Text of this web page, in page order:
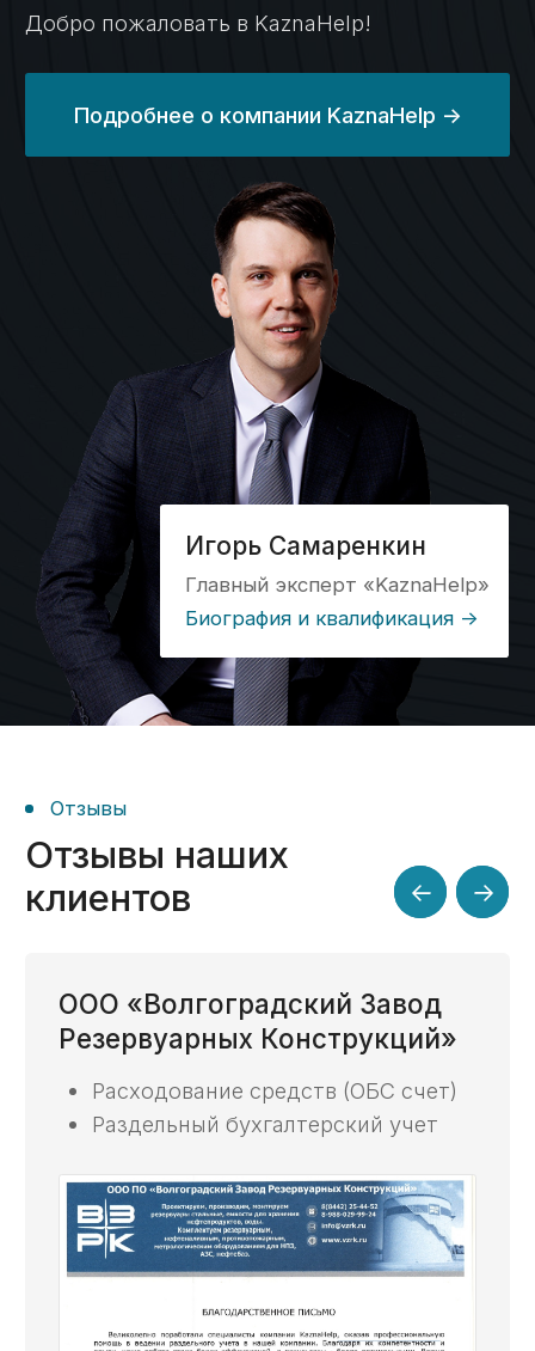
Кейс №5
Кейс №6
счета в рамках
обеспечения
обязательств (КОО)
Возврат потраченных
на гос контракт
средств
Открытие лицевого
счета, установка ПО,
получение аванса
Консультация,
открытие ЛС,
формирование
Все о казначейском
счете — в наших статьях
Блог